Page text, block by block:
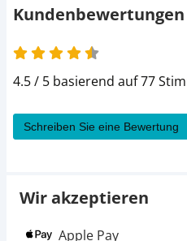
Kundenbewertungen
4.5 von 5
4.5 / 5 basierend auf 77
Schreiben Sie eine Bewertung
Wir akzeptieren
Apple Pay